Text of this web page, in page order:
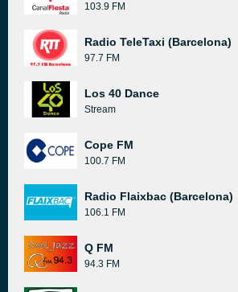
103.9 FM
Radio TeleTaxi (Barcelona)
97.7 FM
Los 40 Dance
Stream
Cope FM
100.7 FM
Radio Flaixbac (Barcelona)
106.1 FM
Q FM
94.3 FM